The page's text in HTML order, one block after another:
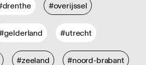
#overijssel
#utrecht
#zeeland #noord-brabant